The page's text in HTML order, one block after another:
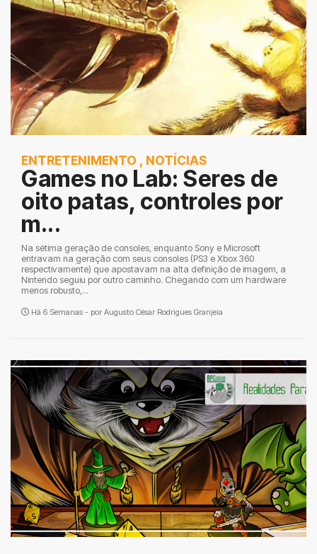
ENTRETENIMENTO , NOTÍCIAS
Games no Lab: Seres de
oito patas, controles por
m...
Na sétima geração de consoles, enquanto Sony e Microsoft
entravam na geração com seus consoles (PS3 e Xbox 360
respectivamente) que apostavam na alta definição de imagem, a
Nintendo seguiu por outro caminho. Chegando com um hardware
menos robusto,...
Há 6 Semanas - por Augusto César Rodrigues Granjeia